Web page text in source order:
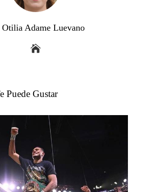
Otilia Adame Luevano
Puede Gustar